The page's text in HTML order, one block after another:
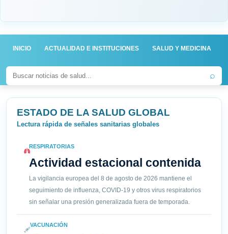
INICIO ACTUALIDAD E INSTITUCIONES SALUD Y MEDICINA
⌕
ESTADO DE LA SALUD GLOBAL
Lectura rápida de señales sanitarias globales
RESPIRATORIAS
Actividad estacional contenida
La vigilancia europea del 8 de agosto de 2026 mantiene el
seguimiento de influenza, COVID-19 y otros virus respiratorios
sin señalar una presión generalizada fuera de temporada.
VACUNACIÓN